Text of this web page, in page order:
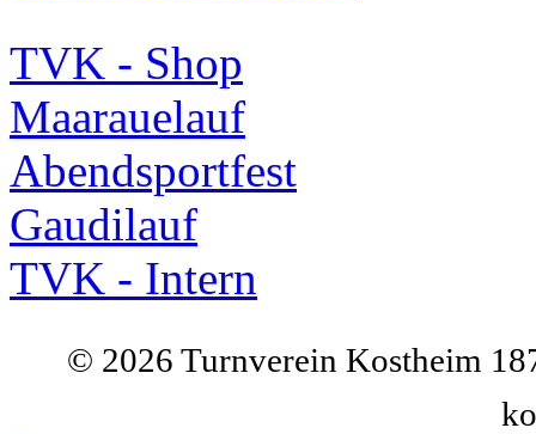
TVK - Shop
Maarauelauf
Abendsportfest
Gaudilauf
TVK - Intern
© 2026 Turnverein Kostheim